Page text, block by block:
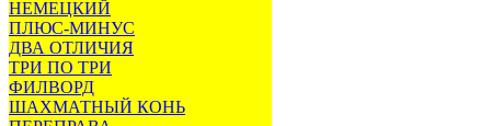
НЕМЕЦКИЙ
ПЛЮС-МИНУС
ДВА ОТЛИЧИЯ
ТРИ ПО ТРИ
ФИЛВОРД
ШАХМАТНЫЙ КОНЬ